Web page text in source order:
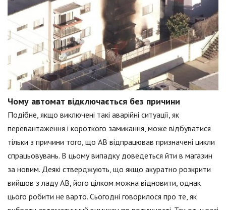
Чому автомат відключається без причини
Подібне, якщо виключені такі аварійні ситуації, як
перевантаження і короткого замикання, може відбуватися
тільки з причини того, що АВ відпрацював призначені цикли
спрацьовувань. В цьому випадку доведеться йти в магазин
за новим. Деякі стверджують, що якщо акуратно розкрити
вийшов з ладу АВ, його цілком можна відновити, однак
цього робити не варто. Сьогодні говорилося про те, як